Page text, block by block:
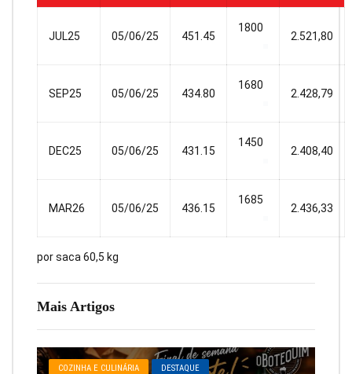
Mais Artigos
COZINHA E CULINÁRIA DESTAQUE
JUL25 05/06/25 451.45
1800
2.521,80
SEP25 05/06/25 434.80
1680
2.428,79
DEC25 05/06/25 431.15
1450
2.408,40
MAR26 05/06/25 436.15
1685
2.436,33
por saca 60,5 kg